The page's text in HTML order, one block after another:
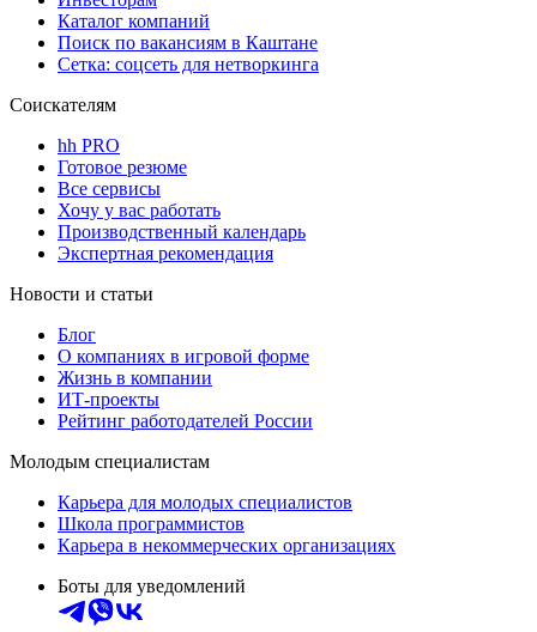
Каталог компаний
Поиск по вакансиям в Каштане
Сетка: соцсеть для нетворкинга
Соискателям
hh PRO
Готовое резюме
Все сервисы
Хочу у вас работать
Производственный календарь
Экспертная рекомендация
Новости и статьи
Блог
О компаниях в игровой форме
Жизнь в компании
ИТ-проекты
Рейтинг работодателей России
Молодым специалистам
Карьера для молодых специалистов
Школа программистов
Карьера в некоммерческих организациях
Боты для уведомлений